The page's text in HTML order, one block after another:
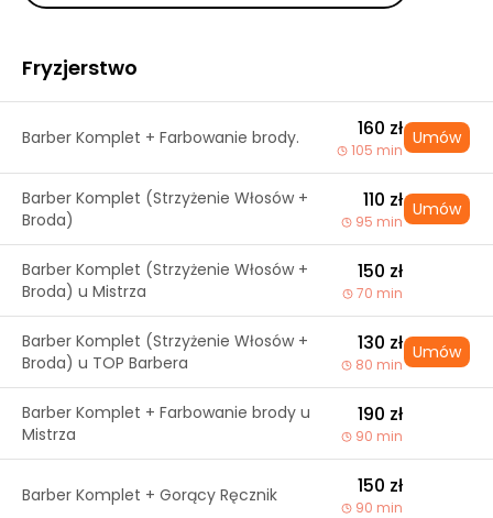
Fryzjerstwo
Barber Komplet + Farbowanie brody. 160 zł
105 min
Umów
Barber Komplet (Strzyżenie Włosów +
Broda)
110 zł
95 min
Umów
Barber Komplet (Strzyżenie Włosów +
Broda) u Mistrza
150 zł
70 min
Barber Komplet (Strzyżenie Włosów +
Broda) u TOP Barbera
130 zł
80 min
Umów
Barber Komplet + Farbowanie brody u
Mistrza
190 zł
90 min
Barber Komplet + Gorący Ręcznik 150 zł
90 min